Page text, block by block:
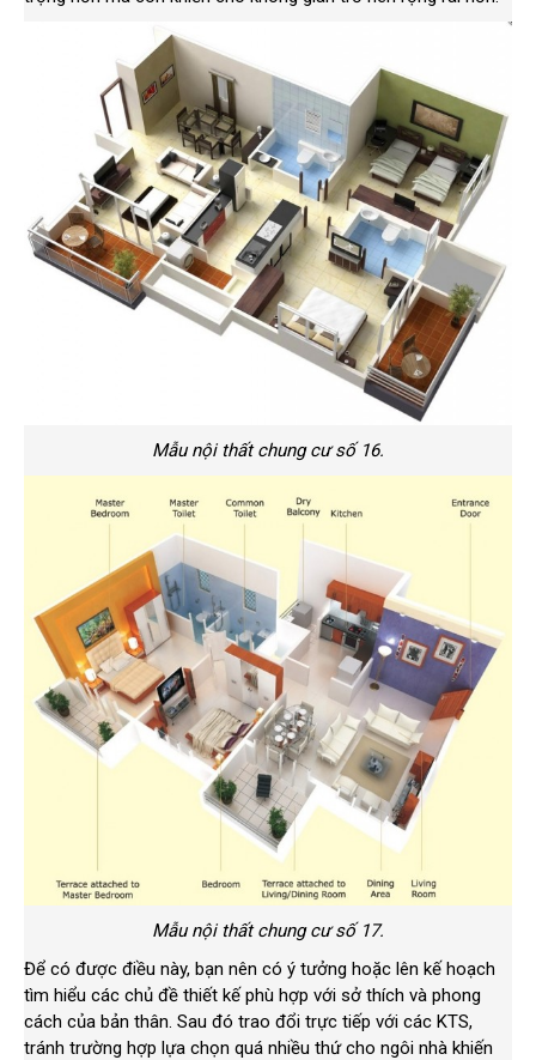
Mẫu nội thất chung cư số 16.
Mẫu nội thất chung cư số 17.
Để có được điều này, bạn nên có ý tưởng hoặc lên kế hoạch
tìm hiểu các chủ đề thiết kế phù hợp với sở thích và phong
cách của bản thân. Sau đó trao đổi trực tiếp với các KTS,
tránh trường hợp lựa chọn quá nhiều thứ cho ngôi nhà khiến